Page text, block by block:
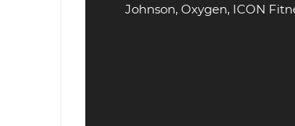
Johnson, Oxygen, ICON